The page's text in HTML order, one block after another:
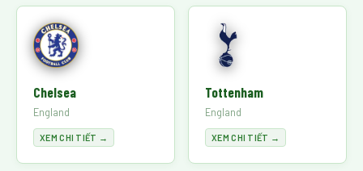
Chelsea
England
XEM CHI TIẾT →
Tottenham
England
XEM CHI TIẾT →